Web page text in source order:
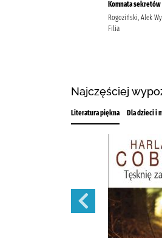
Komnata
Rogoziński, Alek
Filia
Najczęściej
Literatura piękna Dla dzieci i